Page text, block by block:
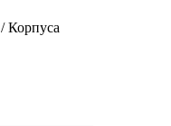
/ Корпуса